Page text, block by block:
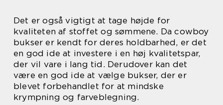
Det er også vigtigt at tage højde for
kvaliteten af stoffet og sømmene. Da cowboy
bukser er kendt for deres holdbarhed, er det
en god ide at investere i en høj kvalitetspar,
der vil vare i lang tid. Derudover kan det
være en god ide at vælge bukser, der er
blevet forbehandlet for at mindske
krympning og farveblegning.